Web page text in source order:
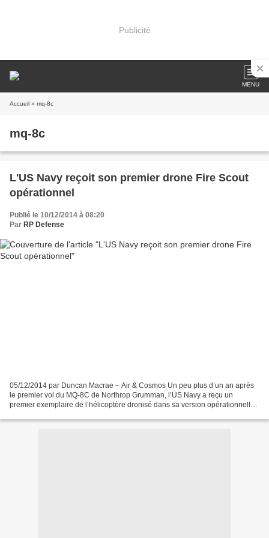
Publicité
MENU
Accueil » mq-8c
mq-8c
L'US Navy reçoit son premier drone Fire Scout
opérationnel
Publié le 10/12/2014 à 08:20
Par RP Defense
05/12/2014 par Duncan Macrae – Air & Cosmos Un peu plus d’un an après
le premier vol du MQ-8C de Northrop Grumman, l’US Navy a reçu un
premier exemplaire de l’hélicoptère dronisé dans sa version opérationnelle.